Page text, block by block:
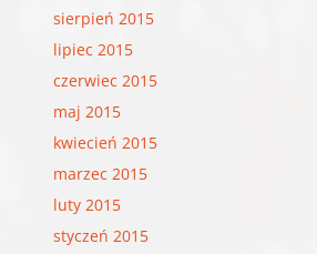
sierpień 2015
lipiec 2015
czerwiec 2015
maj 2015
kwiecień 2015
marzec 2015
luty 2015
styczeń 2015